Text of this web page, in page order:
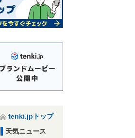
tenki.jpトップ
天気ニュース